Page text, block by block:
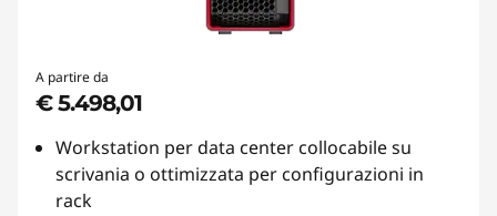
A partire da
€ 5.498,01
Workstation per data center collocabile su
scrivania o ottimizzata per configurazioni in
rack